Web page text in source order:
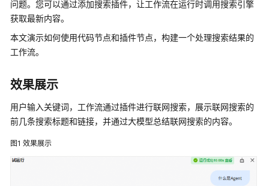
开
始
使
用
计
说
明
问题。您可以通过添加搜索插件，让工作流在运行时调用搜索引擎
获取最新内容。
本文演示如何使用代码节点和插件节点，构建一个处理搜索结果的
工作流。
效果展示
用户输入关键词，工作流通过插件进行联网搜索，展示联网搜索的
前几条搜索标题和链接，并通过大模型总结联网搜索的内容。
图1 效果展示